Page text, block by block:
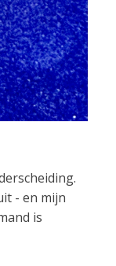
- en mijn
is